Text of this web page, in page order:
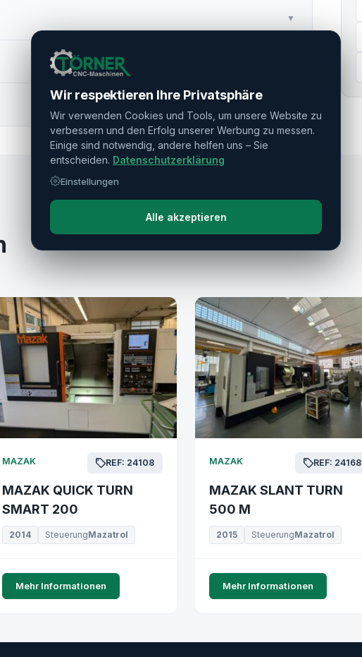
▼
MAZAK REF: 24108
MAZAK QUICK TURN
SMART 200
2014 SteuerungMazatrol
Mehr Informationen
MAZAK REF: 24168
MAZAK SLANT TURN
500 M
2015 SteuerungMazatrol
Mehr Informationen
Wir respektieren Ihre Privatsphäre
Wir verwenden Cookies und Tools, um unsere Website zu
verbessern und den Erfolg unserer Werbung zu messen.
Einige sind notwendig, andere helfen uns – Sie
entscheiden. Datenschutzerklärung
Einstellungen
Alle akzeptieren